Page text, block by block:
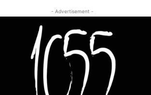
- Advertisement -